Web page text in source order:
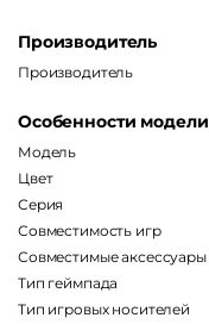
Производитель
Производитель
Особенности модели
Модель
Цвет
Серия
Совместимость игр
Совместимые аксессуары
Тип геймпада
Тип игровых носителей